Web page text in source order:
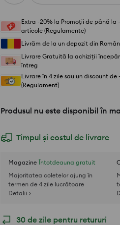
Extra -20% la Promoții de până la
articole (Regulamente)
Livrăm de la un depozit din
Livrare Gratuită la achiziții
întreg
Livrare în 4 zile sau un discount
(Regulament)
Produsul nu este disponibil în
Timpul și costul de livrare
Magazine Întotdeauna gratuit
Majoritatea coletelor ajung în
termen de 4 zile lucrătoare
Detalii >
30 de zile pentru retururi